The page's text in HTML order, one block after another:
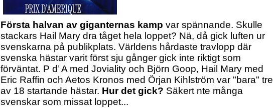
Första halvan av giganternas kamp var spännande. Skulle
stackars Hail Mary dra tåget hela loppet? Nä, då gick luften ur
svenskarna på publikplats. Världens hårdaste travlopp där
svenska hästar varit först sju gånger gick inte riktigt som
förväntat. P d’ A med Joviality och Björn Goop, Hail Mary med
Eric Raffin och Aetos Kronos med Örjan Kihlström var "bara" tre
av 18 startande hästar. Hur det gick? Säkert nte många
svenskar som missat loppet...